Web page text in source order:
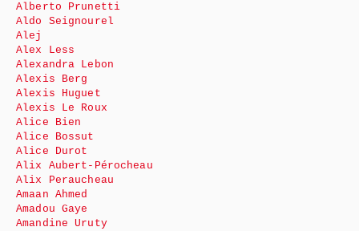
Alberto Prunetti
Aldo Seignourel
Alej
Alex Less
Alexandra Lebon
Alexis Berg
Alexis Huguet
Alexis Le Roux
Alice Bien
Alice Bossut
Alice Durot
Alix Aubert-Pérocheau
Alix Peraucheau
Amaan Ahmed
Amadou Gaye
Amandine Uruty